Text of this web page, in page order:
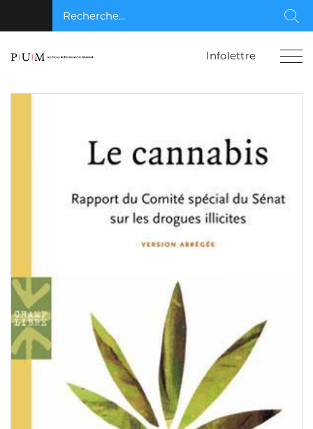
Recherche...
Infolettre